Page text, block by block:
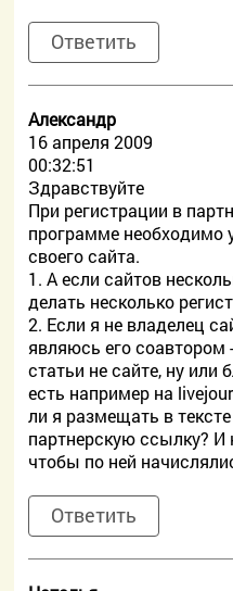
Ответить
Александр
16 апреля 2009
00:32:51
Здравствуйте
При регистрации в
программе необходимо
своего сайта.
1. А если сайтов
делать несколько
2. Если я не владелец
являюсь его соавтором
статьи не сайте, ну или
есть например на
ли я размещать в
партнерскую ссылку? И
чтобы по ней
Ответить